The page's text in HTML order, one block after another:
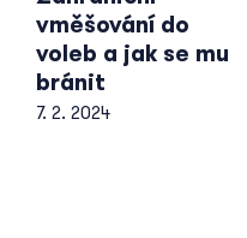
vměšování do
voleb a jak se mu
bránit
7. 2. 2024